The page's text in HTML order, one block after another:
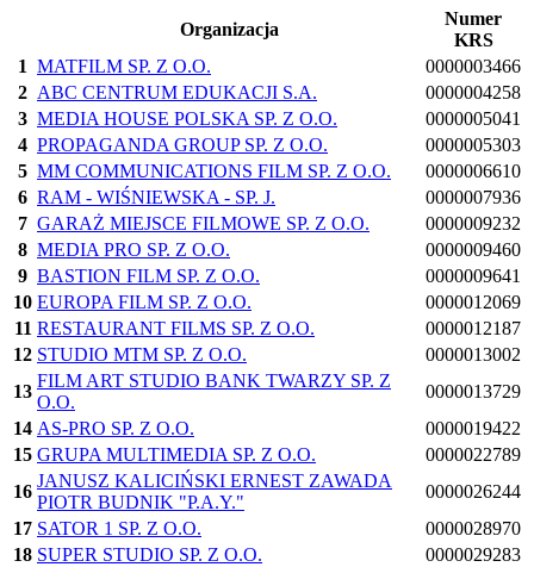
Organizacja
Numer
KRS
1 MATFILM SP. Z O.O.
0000003466
2 ABC CENTRUM EDUKACJI S.A.
0000004258
3 MEDIA HOUSE POLSKA SP. Z O.O.
0000005041
4 PROPAGANDA GROUP SP. Z O.O.
0000005303
5 MM COMMUNICATIONS FILM SP. Z O.O.
0000006610
6 RAM - WIŚNIEWSKA - SP. J.
0000007936
7 GARAŻ MIEJSCE FILMOWE SP. Z O.O.
0000009232
8 MEDIA PRO SP. Z O.O.
0000009460
9 BASTION FILM SP. Z O.O.
0000009641
10 EUROPA FILM SP. Z O.O.
0000012069
11 RESTAURANT FILMS SP. Z O.O.
0000012187
12 STUDIO MTM SP. Z O.O.
0000013002
13
FILM ART STUDIO BANK TWARZY SP. Z
O.O.
0000013729
14 AS-PRO SP. Z O.O.
0000019422
15 GRUPA MULTIMEDIA SP. Z O.O.
0000022789
16
JANUSZ KALICIŃSKI ERNEST ZAWADA
PIOTR BUDNIK "P.A.Y."
0000026244
17 SATOR 1 SP. Z O.O.
0000028970
18 SUPER STUDIO SP. Z O.O.
0000029283